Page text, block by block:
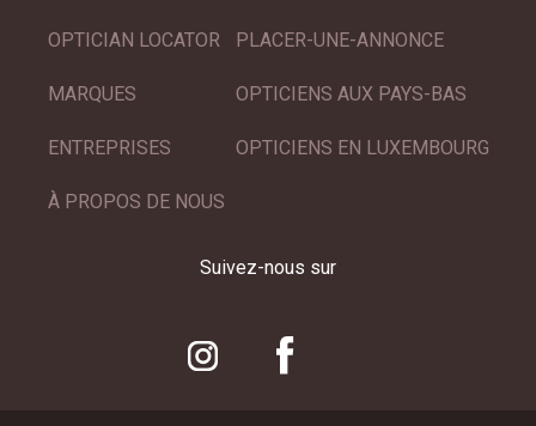
OPTICIAN LOCATOR
MARQUES
ENTREPRISES
À PROPOS DE NOUS
PLACER-UNE-ANNONCE
OPTICIENS AUX PAYS-BAS
OPTICIENS EN LUXEMBOURG
Suivez-nous sur